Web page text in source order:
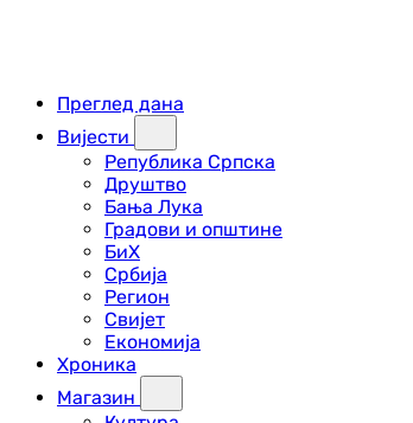
Преглед дана
Вијести
Република Српска
Друштво
Бања Лука
Градови и општине
БиХ
Србија
Регион
Свијет
Економија
Хроника
Магазин